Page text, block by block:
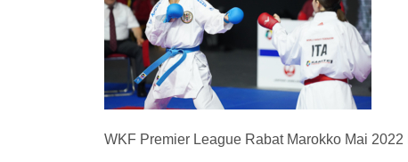
WKF Premier League Rabat Marokko Mai